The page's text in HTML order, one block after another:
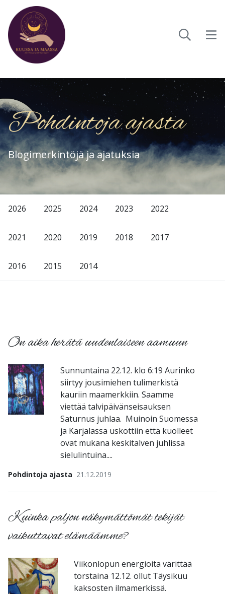
Pohdintoja ajasta
Blogimerkintöjä ja ajatuksia
2026 2025 2024 2023 2022
2021 2020 2019 2018 2017
2016 2015 2014
Pohdintoja ajasta 21.12.2019
On aika herätä uudenlaiseen aamuun
Sunnuntaina 22.12. klo 6:19 Aurinko
siirtyy jousimiehen tulimerkistä
kauriin maamerkkiin. Saamme
viettää talvipäivänseisauksen
Saturnus juhlaa. Muinoin Suomessa
ja Karjalassa uskottiin että kuolleet
ovat mukana keskitalven juhlissa
sielulintuina....
Kuinka paljon näkymättömät tekijät
vaikuttavat elämäämme?
Viikonlopun energioita värittää
torstaina 12.12. ollut Täysikuu
kaksosten ilmamerkissä.